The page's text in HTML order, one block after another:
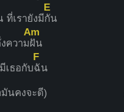
ที่เรายังมี
E
กัน
ความ
Am
ฝัน
เธอกับ
F
ฉัน
นคงจะดี)